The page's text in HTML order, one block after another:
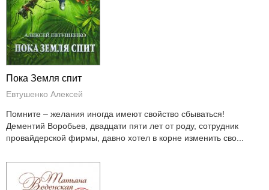
Пока Земля спит
Евтушенко Алексей
Помните – желания иногда имеют свойство сбываться!
Дементий Воробьев, двадцати пяти лет от роду, сотрудник
провайдерской фирмы, давно хотел в корне изменить сво...